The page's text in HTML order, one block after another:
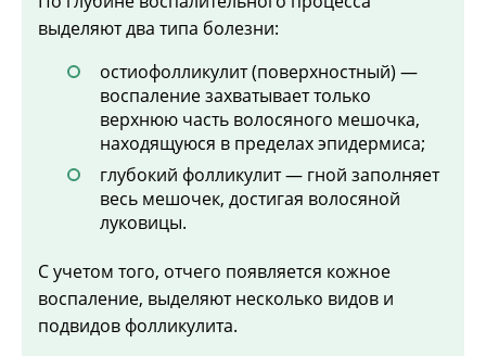
выделяют два типа болезни:
остиофолликулит (поверхностный) —
воспаление захватывает только
верхнюю часть волосяного мешочка,
находящуюся в пределах эпидермиса;
глубокий фолликулит — гной заполняет
весь мешочек, достигая волосяной
луковицы.
С учетом того, отчего появляется кожное
воспаление, выделяют несколько видов и
подвидов фолликулита.